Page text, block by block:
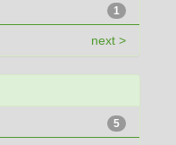
1
next >
5